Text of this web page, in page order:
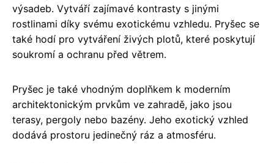
výsadeb. Vytváří zajímavé kontrasty s jinými
rostlinami díky svému exotickému vzhledu. Pryšec se
také hodí pro vytváření živých plotů, které poskytují
soukromí a ochranu před větrem.
Pryšec je také vhodným doplňkem k moderním
architektonickým prvkům ve zahradě, jako jsou
terasy, pergoly nebo bazény. Jeho exotický vzhled
dodává prostoru jedinečný ráz a atmosféru.